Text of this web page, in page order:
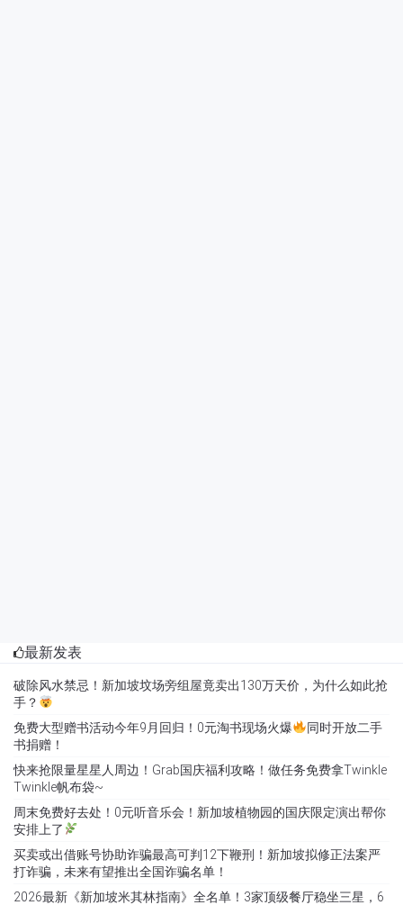
最新发表
破除风水禁忌！新加坡坟场旁组屋竟卖出130万天价，为什么如此抢
手？
免费大型赠书活动今年9月回归！0元淘书现场火爆
同时开放二手
书捐赠！
快来抢限量星星人周边！Grab国庆福利攻略！做任务免费拿Twinkle
Twinkle帆布袋~
周末免费好去处！0元听音乐会！新加坡植物园的国庆限定演出帮你
安排上了
买卖或出借账号协助诈骗最高可判12下鞭刑！新加坡拟修正法案严
打诈骗，未来有望推出全国诈骗名单！
2026最新《新加坡米其林指南》全名单！3家顶级餐厅稳坐三星，6